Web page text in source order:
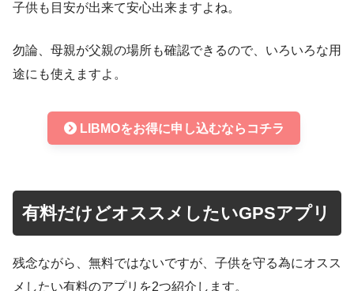
子供も目安が出来て安心出来ますよね。
勿論、母親が父親の場所も確認できるので、いろいろな用
途にも使えますよ。
LIBMOをお得に申し込むならコチラ
有料だけどオススメしたいGPSアプリ
残念ながら、無料ではないですが、子供を守る為にオスス
メしたい有料のアプリを2つ紹介します。